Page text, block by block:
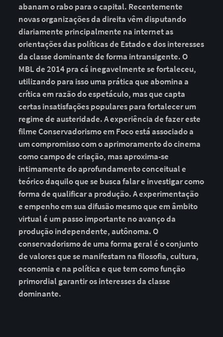
abanam o rabo para o capital. Recentemente
novas organizações da direita vêm disputando
diariamente principalmente na internet as
orientações das políticas de Estado e dos interesses
da classe dominante de forma intransigente. O
MBL de 2014 pra cá inegavelmente se fortaleceu,
utilizando para isso uma prática que abomina a
crítica em razão do espetáculo, mas que capta
certas insatisfações populares para fortalecer um
regime de austeridade. A experiência de fazer este
filme Conservadorismo em Foco está associado a
um compromisso com o aprimoramento do cinema
como campo de criação, mas aproxima-se
intimamente do aprofundamento conceitual e
teórico daquilo que se busca falar e investigar como
forma de qualificar a produção. A experimentação
e empenho em sua difusão mesmo que em âmbito
virtual é um passo importante no avanço da
produção independente, autônoma. O
conservadorismo de uma forma geral é o conjunto
de valores que se manifestam na filosofia, cultura,
economia e na política e que tem como função
primordial garantir os interesses da classe
dominante.